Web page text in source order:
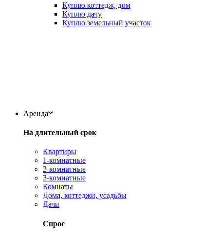
Куплю коттедж, дом
Куплю дачу
Куплю земельный участок
Аренда
На длительный срок
Квартиры
1-комнатные
2-комнатные
3-комнатные
Комнаты
Дома, коттеджи, усадьбы
Дачи
Спрос